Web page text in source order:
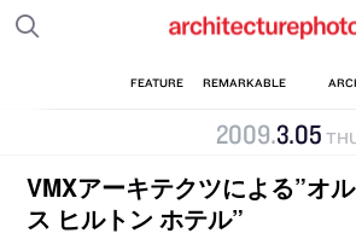
2009.3.05
VMXアーキテクツによる”オ
ス ヒルトン ホテル”